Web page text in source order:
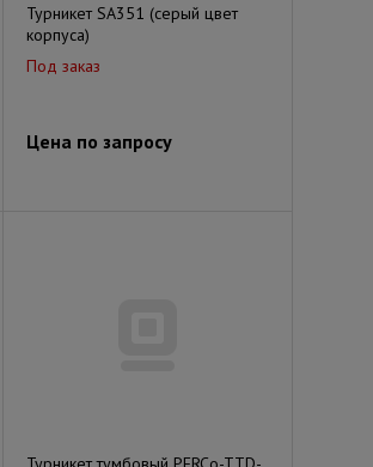
Турникет SA351 (серый цвет
корпуса)
Под заказ
Цена по запросу